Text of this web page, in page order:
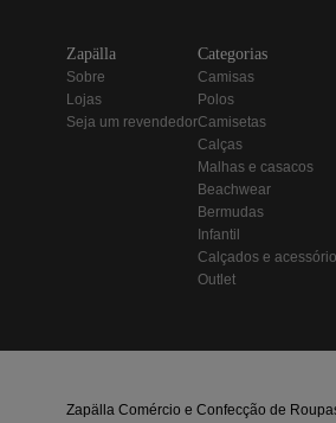
zapälla
sobre
lojas
seja um revendedor
categorias
camisas
polos
camisetas
calças
malhas e casacos
beachwear
bermudas
infantil
calçados e
outlet
Zapälla Comércio e Confecção de